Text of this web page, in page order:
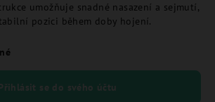
umožňuje snadné nasazení a sejmutí,
pozici během doby hojení.
se do svého účtu